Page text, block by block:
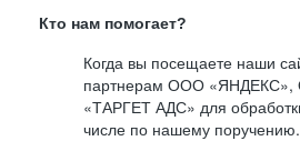
Кто нам помогает?
Когда вы посещаете наши
партнерам ООО
«ТАРГЕТ АДС» для
числе по нашему поручению.